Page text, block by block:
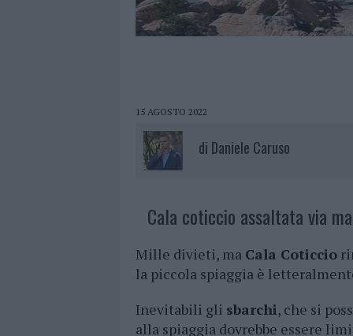
15 AGOSTO 2022
di Daniele Caruso
Cala coticcio assaltata via
Mille divieti, ma Cala Coticcio
la piccola spiaggia è
Inevitabili gli sbarchi, che si
alla spiaggia dovrebbe essere